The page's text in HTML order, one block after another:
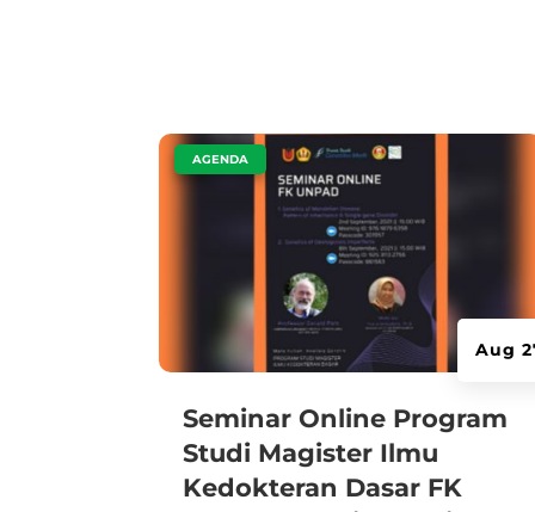
Seminar Online Program
Studi Magister Ilmu
Kedokteran Dasar FK
Aug
AGENDA